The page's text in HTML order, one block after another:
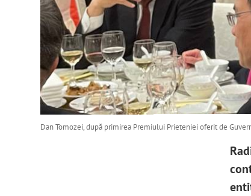
Dan Tomozei, după primirea Premiului Prieteniei oferit de